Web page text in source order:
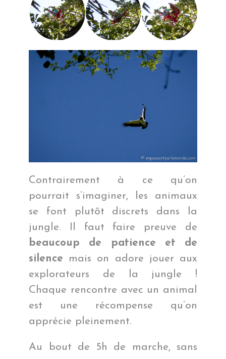
Contrairement à ce qu’on
pourrait s’imaginer, les animaux
se font plutôt discrets dans la
jungle. Il faut faire preuve de
beaucoup de patience et de
silence mais on adore jouer aux
explorateurs de la jungle !
Chaque rencontre avec un animal
est une récompense qu’on
apprécie pleinement.
Au bout de 5h de marche, sans